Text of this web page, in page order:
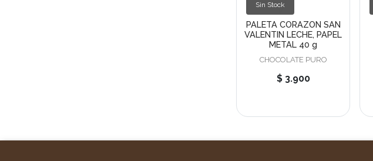
Sin Stock
PALETA CORAZON SAN
VALENTIN LECHE, PAPEL
METAL 40 g
CHOCOLATE PURO
$ 3.900